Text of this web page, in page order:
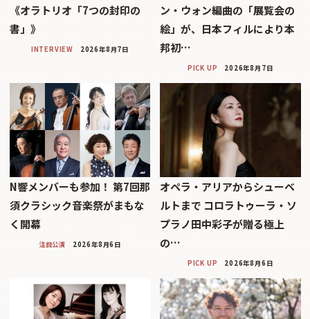
《オラトリオ「7つの封印の
書」》
INTERVIEW 2026年8月7日
ン・ウォン編曲の「展覧会の
絵」が、日本フィルにより本
邦初…
PICK UP 2026年8月7日
N響メンバーも参加！ 第7回那
須クラシック音楽祭がまもな
く開幕
注目公演 2026年8月6日
オペラ・アリアからシューベ
ルトまで コロラトゥーラ・ソ
プラノ田中彩子が贈る極上
の…
PICK UP 2026年8月6日